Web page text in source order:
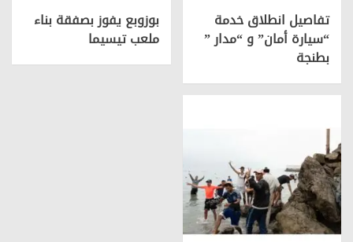
تفاصيل انطلاق خدمة
“سيارة أمان” و “مدار ”
بطنجة
بوزوبع يفوز بصفقة بناء
ملعب تيسيما